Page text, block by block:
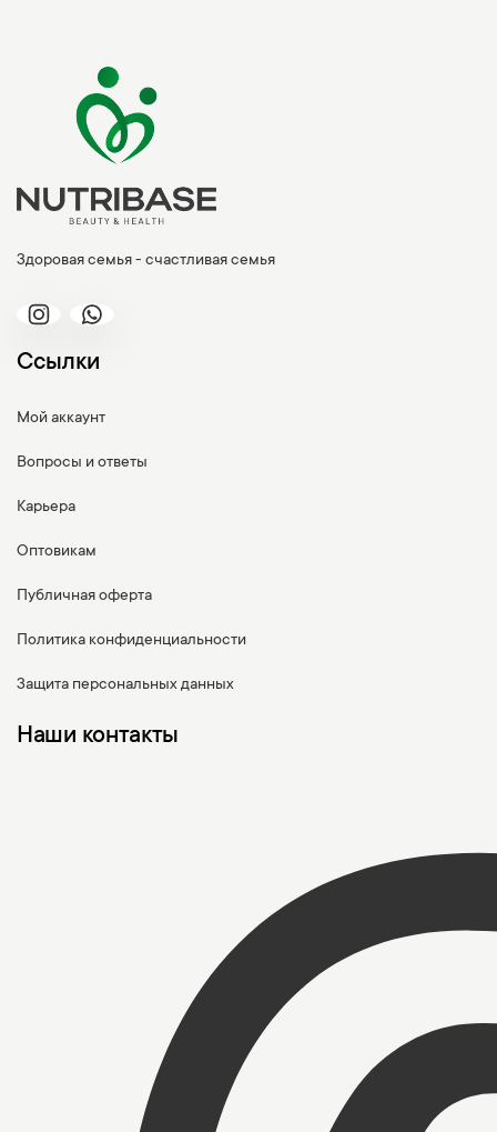
Здоровая семья - счастливая семья
Ссылки
Мой аккаунт
Вопросы и ответы
Карьера
Оптовикам
Публичная оферта
Политика конфиденциальности
Защита персональных данных
Наши контакты